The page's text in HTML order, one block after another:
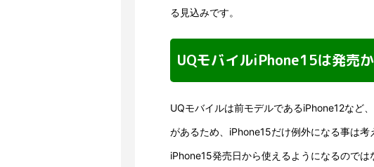
る見込みです。
UQモバイルiPhone15は発売
UQモバイルは前モデルであるiPhone12など
があるため、iPhone15だけ例外になる事は考
iPhone15発売日から使えるようになるのでは